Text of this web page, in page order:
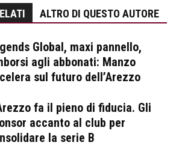
ALTRO DI QUESTO AUTORE
Global, maxi pannello,
agli abbonati: Manzo
sul futuro dell’Arezzo
fa il pieno di fiducia. Gli
accanto al club per
la serie B